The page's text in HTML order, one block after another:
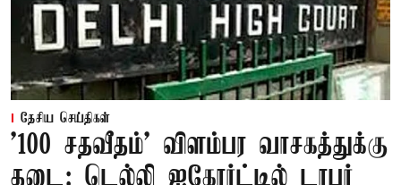
தேசிய செய்திகள்
'100 சதவீதம்' விளம்பர வாசகத்துக்கு
தடை: டெல்லி ஐகோர்ட்டில் டாபர்